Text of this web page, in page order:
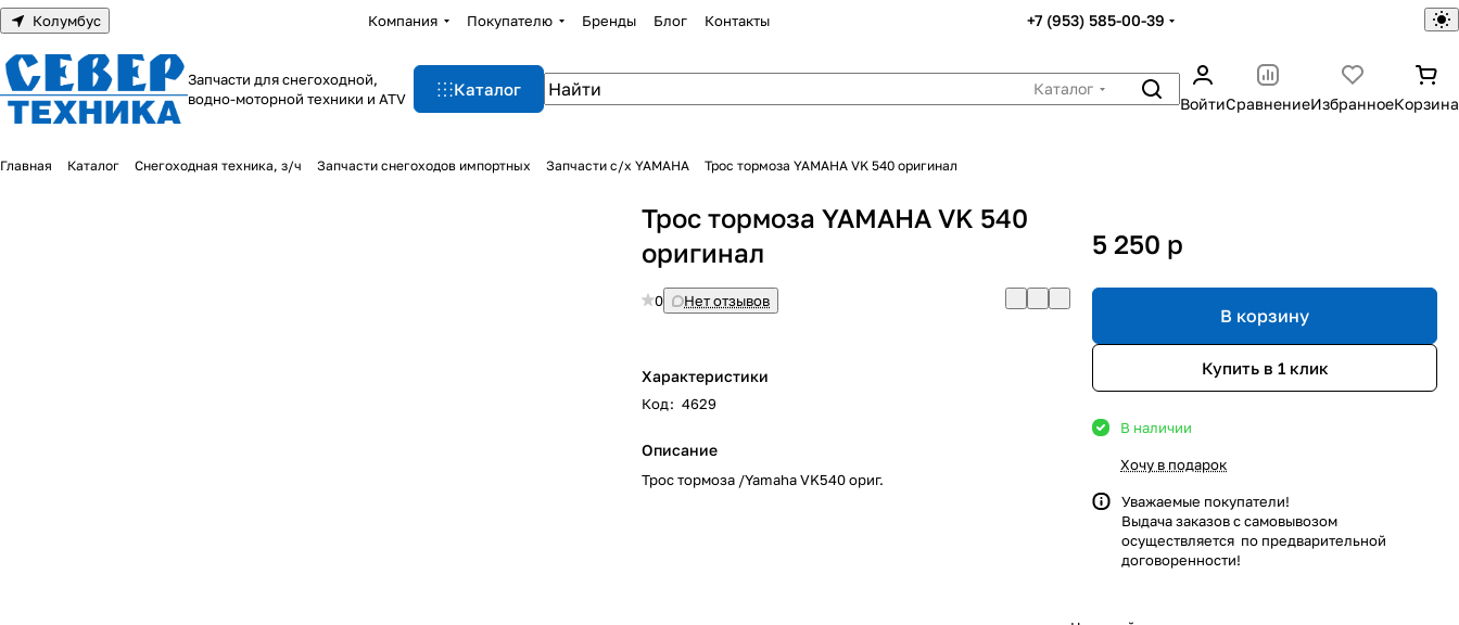
Колумбус Компания Покупателю Бренды Блог Контакты +7 (953) 585-00-39
Запчасти для снегоходной,
водно-моторной техники и ATV
Каталог
Каталог
ВойтиСравнениеИзбранноеКорзина
Главная Каталог Снегоходная техника, з/ч Запчасти снегоходов импортных Запчасти с/х YAMAHA Трос тормоза YAMAHA VK 540 оригинал
Трос тормоза YAMAHA VK 540
оригинал
0 Нет отзывов
Характеристики
Код: 4629
Описание
Трос тормоза /Yamaha VK540 ориг.
5 250 p
В корзину
Купить в 1 клик
В наличии
Хочу в подарок
Уважаемые покупатели!
Выдача заказов с самовывозом
осуществляется по предварительной
договоренности!